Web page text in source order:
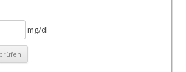
mg/dl